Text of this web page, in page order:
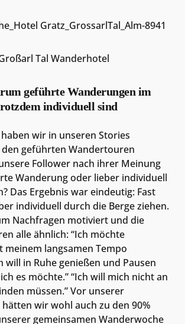
geführte Wanderungen im
individuell sind
wir in unseren Stories
geführten Wandertouren
Follower nach ihrer Meinung
Wanderung oder lieber individuell
Das Ergebnis war eindeutig: Fast
individuell durch die Berge ziehen.
Nachfragen motiviert und die
alle ähnlich: “Ich möchte
meinem langsamen Tempo
will in Ruhe genießen und Pausen
es möchte.” “Ich will mich nicht an
müssen.” Vor unserer
wir wohl auch zu den 90%
gemeinsamen Wanderwoche